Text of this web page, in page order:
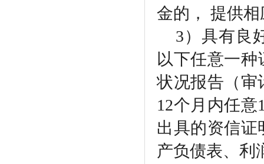
金的， 提供
3）具有良
以下任意一
状况报告（
12个月内任
出具的资信证
产负债表、利